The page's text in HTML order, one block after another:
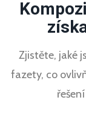
Zjistěte, jaké
fazety, co